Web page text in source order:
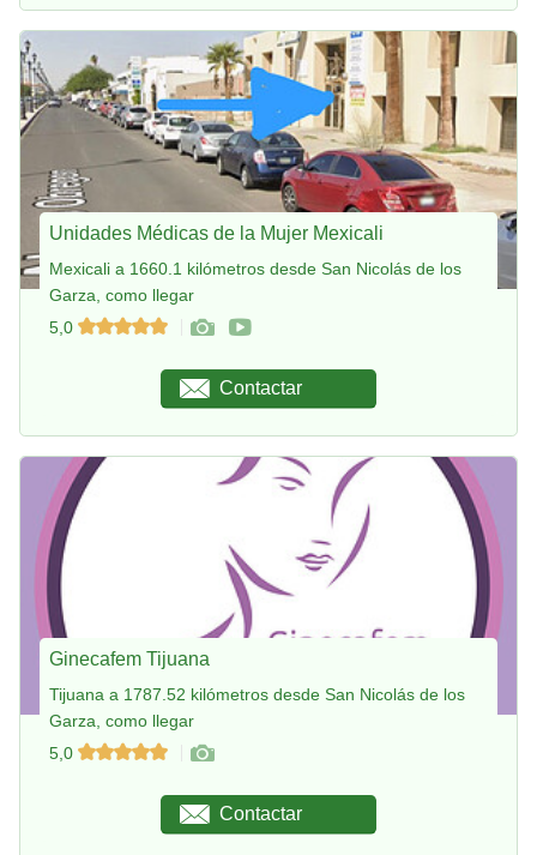
Unidades Médicas de la Mujer Mexicali
Mexicali a 1660.1 kilómetros desde San Nicolás de los
Garza, como llegar
5,0
Contactar
Ginecafem Tijuana
Tijuana a 1787.52 kilómetros desde San Nicolás de los
Garza, como llegar
5,0
Contactar